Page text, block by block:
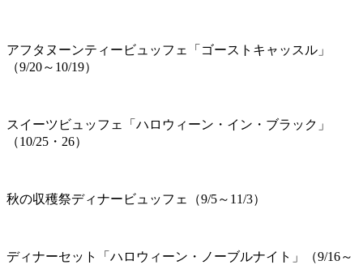
アフタヌーンティービュッフェ「ゴーストキャッスル」
（9/20～10/19）
スイーツビュッフェ「ハロウィーン・イン・ブラック」
（10/25・26）
秋の収穫祭ディナービュッフェ（9/5～11/3）
ディナーセット「ハロウィーン・ノーブルナイト」（9/16～